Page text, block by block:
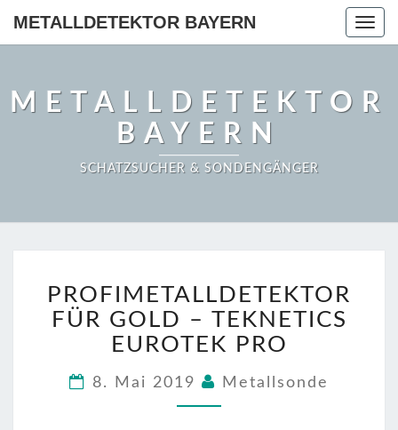
METALLDETEKTOR BAYERN
METALLDETEKTOR
BAYERN
SCHATZSUCHER & SONDENGÄNGER
FÜR
GOLD
TEKNETICS
EUROTEK
PRO
PROFIMETALLDETEKTOR
FÜR GOLD – TEKNETICS
EUROTEK PRO
8. Mai 2019 Metallsonde